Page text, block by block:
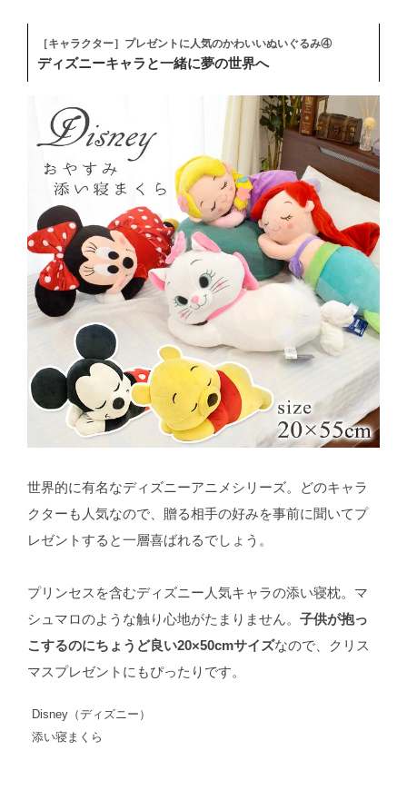
［キャラクター］プレゼントに人気のかわいいぬいぐるみ④
ディズニーキャラと一緒に夢の世界へ
世界的に有名なディズニーアニメシリーズ。どのキャラ
クターも人気なので、贈る相手の好みを事前に聞いてプ
レゼントすると一層喜ばれるでしょう。
プリンセスを含むディズニー人気キャラの添い寝枕。マ
シュマロのような触り心地がたまりません。 子供が抱っ
こするのにちょうど良い20×50cmサイズなので、クリス
マスプレゼントにもぴったりです。
Disney（ディズニー）
添い寝まくら